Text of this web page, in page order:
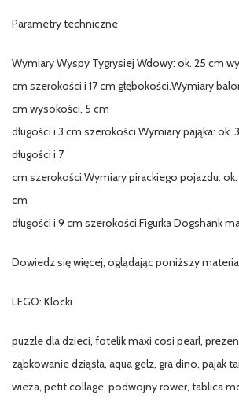
Parametry techniczne
Wymiary Wyspy Tygrysiej Wdowy: ok. 25 cm
cm szerokości i 17 cm głębokości.Wymiary
cm wysokości, 5 cm
długości i 3 cm szerokości.Wymiary pająka: ok.
długości i 7
cm szerokości.Wymiary pirackiego pojazdu:
cm
długości i 9 cm szerokości.Figurka Dogshank
Dowiedz się więcej, oglądając poniższy
LEGO: Klocki
puzzle dla dzieci, fotelik maxi cosi pearl,
ząbkowanie dziąsła, aqua gelz, gra dino, pajak
wieża, petit collage, podwojny rower, tablica